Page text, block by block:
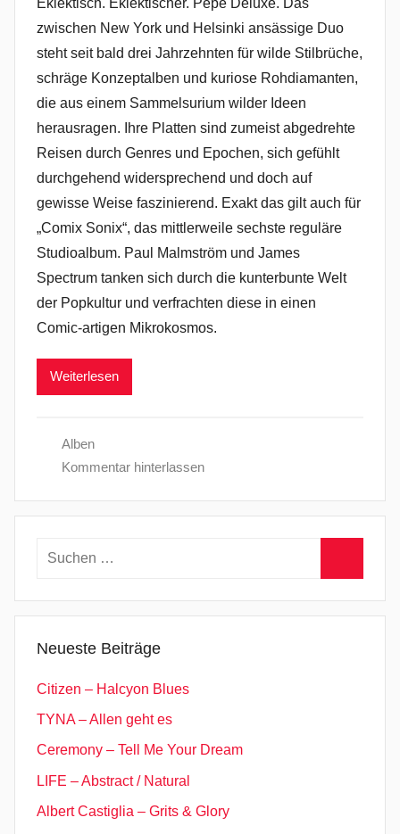
zwischen New York und Helsinki ansässige Duo
steht seit bald drei Jahrzehnten für wilde Stilbrüche,
schräge Konzeptalben und kuriose Rohdiamanten,
die aus einem Sammelsurium wilder Ideen
herausragen. Ihre Platten sind zumeist abgedrehte
Reisen durch Genres und Epochen, sich gefühlt
durchgehend widersprechend und doch auf
gewisse Weise faszinierend. Exakt das gilt auch für
„Comix Sonix“, das mittlerweile sechste reguläre
Studioalbum. Paul Malmström und James
Spectrum tanken sich durch die kunterbunte Welt
der Popkultur und verfrachten diese in einen
Comic-artigen Mikrokosmos.
Weiterlesen
Alben
Kommentar hinterlassen
Suchen
Neueste Beiträge
Citizen – Halcyon Blues
TYNA – Allen geht es
Ceremony – Tell Me Your Dream
LIFE – Abstract / Natural
Albert Castiglia – Grits & Glory